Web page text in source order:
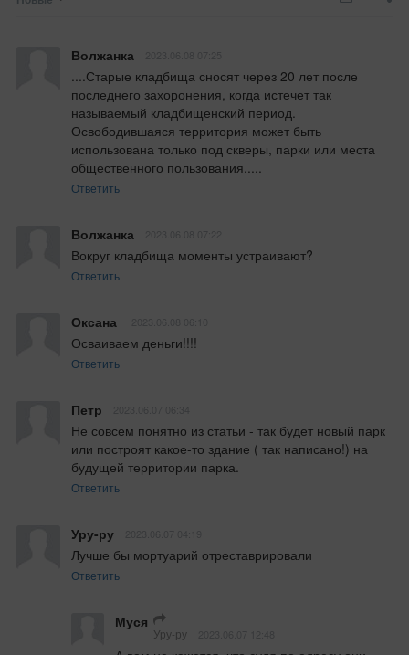
Волжанка
....Старые кладбища сносят через 20 лет после
последнего захоронения, когда истечет так
называемый кладбищенский период.
Освободившаяся территория может быть
использована только под скверы, парки или места
общественного пользования.....
Ответить
Волжанка
Вокруг кладбища моменты устраивают?
Ответить
Оксана
Осваиваем деньги!!!!
Ответить
Петр
Не совсем понятно из статьи - так будет новый парк
или построят какое-то здание ( так написано!) на
будущей территории парка.
Ответить
Уру-ру
Лучше бы мортуарий отреставрировали
Ответить
Муся
Уру-ру